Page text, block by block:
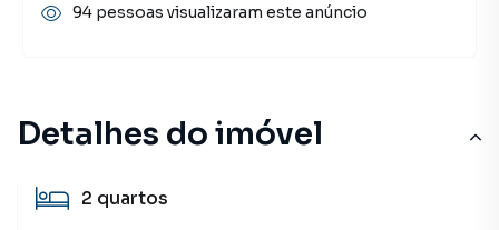
Detalhes do imóvel
2 quartos
94 pessoas visualizaram este anúncio